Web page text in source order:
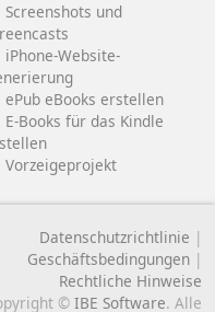
Screenshots und
iPhone-Website-
ePub eBooks erstellen
E-Books für das Kindle
Vorzeigeprojekt
Datenschutzrichtlinie |
Geschäftsbedingungen |
Rechtliche Hinweise
© IBE Software. Alle